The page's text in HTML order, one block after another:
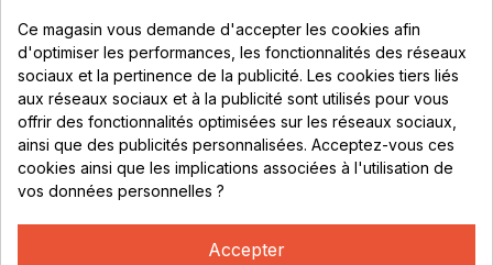
69530 Brignais
Lundi au vendredi :
8h - 16h
uniquement sur Rendez-vous
CONTACT
04 78 37 00 68
Ce magasin vous demande d'accepter les cookies afin
d'optimiser les performances, les fonctionnalités des réseaux
sociaux et la pertinence de la publicité. Les cookies tiers liés
aux réseaux sociaux et à la publicité sont utilisés pour vous
offrir des fonctionnalités optimisées sur les réseaux sociaux,
ainsi que des publicités personnalisées. Acceptez-vous ces
cookies ainsi que les implications associées à l'utilisation de
vos données personnelles ?
Accepter